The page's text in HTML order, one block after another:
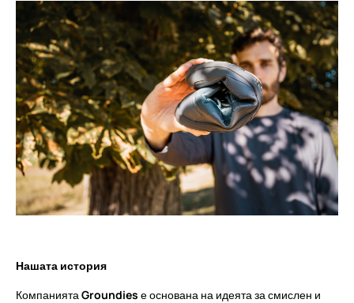
Нашата история
КомпаниятаGroundies е основана на идеята за смислен и